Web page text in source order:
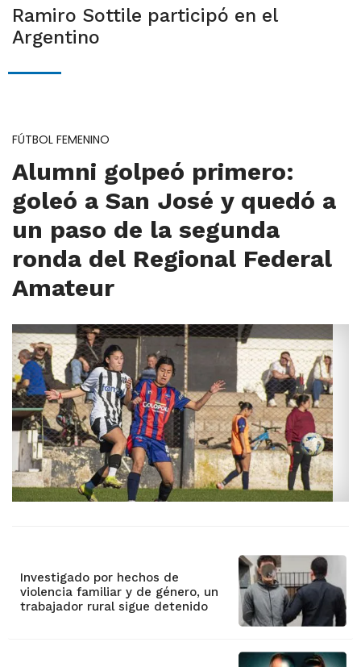
Ramiro Sottile participó en el
Argentino
FÚTBOL FEMENINO
Alumni golpeó primero:
goleó a San José y quedó a
un paso de la segunda
ronda del Regional Federal
Amateur
Investigado por hechos de
violencia familiar y de género, un
trabajador rural sigue detenido